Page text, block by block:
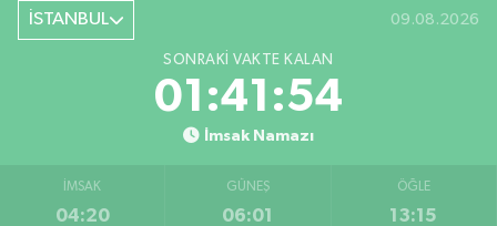
İSTANBUL 09.08.2026
SONRAKI VAKTE KALAN
01:41:54
İmsak Namazı
İMSAK
04:20
GÜNEŞ
06:01
ÖĞLE
13:15